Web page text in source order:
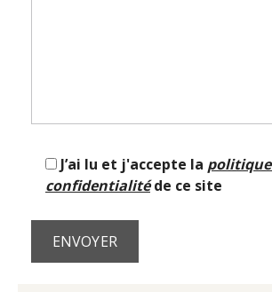
J’ai lu et j'accepte la
confidentialitéde ce site